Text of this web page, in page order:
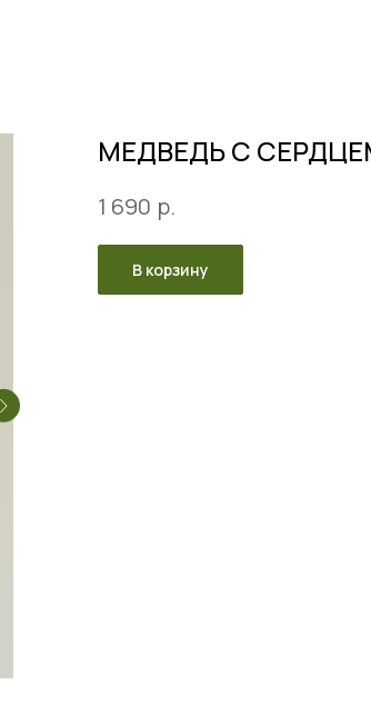
МЕДВЕДЬ С
1 690 р.
В корзину